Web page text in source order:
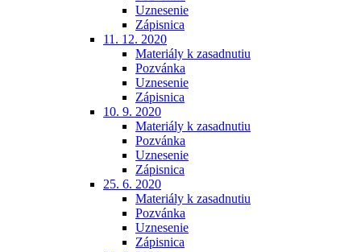
Uznesenie
Zápisnica
11. 12. 2020
Materiály k zasadnutiu
Pozvánka
Uznesenie
Zápisnica
10. 9. 2020
Materiály k zasadnutiu
Pozvánka
Uznesenie
Zápisnica
25. 6. 2020
Materiály k zasadnutiu
Pozvánka
Uznesenie
Zápisnica